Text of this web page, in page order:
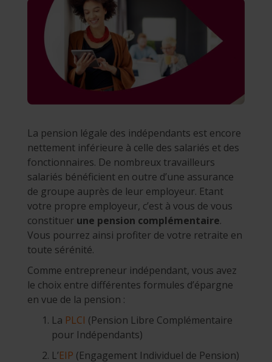
La pension légale des indépendants est encore
nettement inférieure à celle des salariés et des
fonctionnaires. De nombreux travailleurs
salariés bénéficient en outre d’une assurance
de groupe auprès de leur employeur. Etant
votre propre employeur, c’est à vous de vous
constituer une pension complémentaire.
Vous pourrez ainsi profiter de votre retraite en
toute sérénité.
Comme entrepreneur indépendant, vous avez
le choix entre différentes formules d’épargne
en vue de la pension :
La PLCI (Pension Libre Complémentaire
pour Indépendants)
L’EIP (Engagement Individuel de Pension)